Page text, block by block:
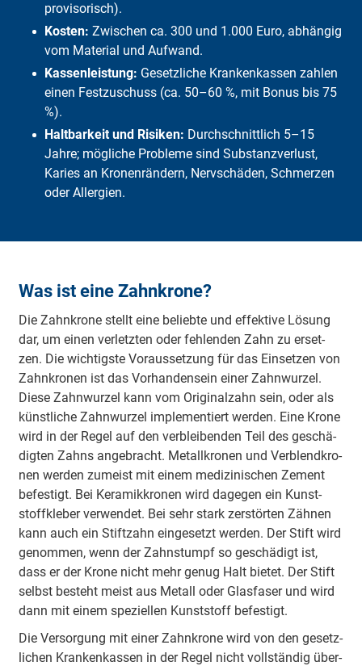
provisorisch).
Kosten: Zwischen ca. 300 und 1.000 Euro, abhängig
vom Material und Aufwand.
Kassenleistung: Gesetzliche Krankenkassen zahlen
einen Festzuschuss (ca. 50–60 %, mit Bonus bis 75
%).
Haltbarkeit und Risiken: Durchschnittlich 5–15
Jahre; mögliche Probleme sind Substanzverlust,
Karies an Kronenrändern, Nervschäden, Schmerzen
oder Allergien.
Was ist eine Zahnkrone?
Die Zahn­kro­ne stellt eine be­lieb­te und ef­fek­ti­ve Lö­sung
dar, um ei­nen ver­letz­ten oder feh­­len­den Zahn zu er­set­
zen. Die wich­tigs­te Vor­aus­set­zung für das Ein­set­zen von
Zahn­kro­nen ist das Vor­han­den­sein ei­ner Zahn­wur­zel.
Die­se Zahn­wur­zel kann vom Ori­gi­nal­zahn sein, oder als
künst­li­che Zahn­wur­zel im­ple­men­tiert wer­den. Eine Kro­ne
wird in der Re­gel auf den ver­blei­ben­den Teil des ge­schä­
dig­ten Zahns an­ge­bracht. Me­tall­kro­nen und Ver­blend­kro­
nen wer­den zu­meist mit ei­nem me­di­zi­ni­schen Ze­ment
be­fes­tigt. Bei Ke­ra­mik­kro­nen wird da­ge­gen ein Kunst­
stoff­kle­ber ver­wen­det. Bei sehr stark zer­stör­ten Zäh­nen
kann auch ein Stift­zahn ein­ge­setzt wer­den. Der Stift wird
ge­nom­men, wenn der Zahn­stumpf so ge­schä­digt ist,
dass er der Kro­ne nicht mehr ge­nug Halt bie­tet. Der Stift
selbst be­steht meist aus Me­tall oder Glas­fa­ser und wird
dann mit ei­nem spe­zi­el­len Kunst­stoff be­fes­tigt.
Die Ver­sor­gung mit ei­ner Zahn­kro­ne wird von den ge­setz­
li­chen Kran­ken­kas­sen in der Re­gel nicht voll­stän­dig über­